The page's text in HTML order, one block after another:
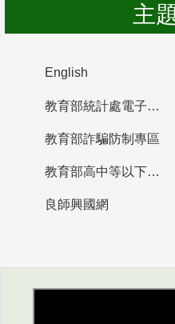
主
English
教育部統計處電子書櫃
教育部詐騙防制專區
教育部高中等以下學校及幼兒園教師資格檢定考試
良師興國網